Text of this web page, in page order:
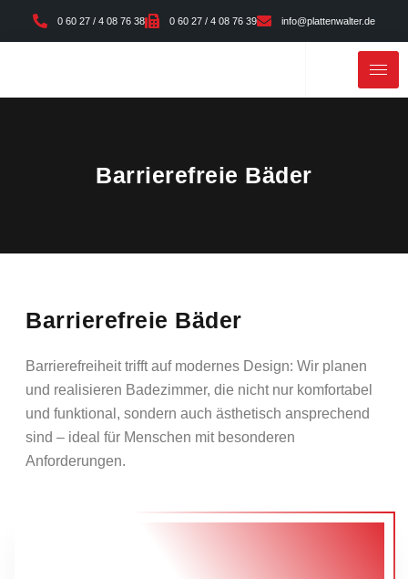
0 60 27 / 4 08 76 38 0 60 27 / 4 08 76 39 info@plattenwalter.de
Barrierefreie Bäder
Barrierefreie Bäder
Barrierefreiheit trifft auf modernes Design: Wir planen
und realisieren Badezimmer, die nicht nur komfortabel
und funktional, sondern auch ästhetisch ansprechend
sind – ideal für Menschen mit besonderen
Anforderungen.